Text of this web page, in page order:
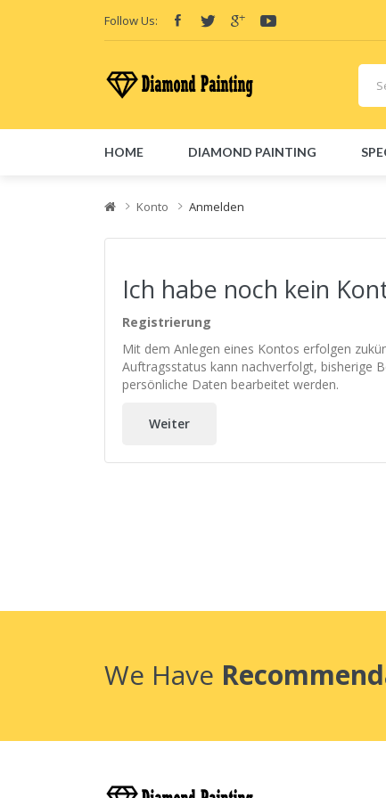
Follow Us:
HOME DIAMOND PAINTING
Konto Anmelden
Ich habe noch kein
Registrierung
Mit dem Anlegen eines Kontos erfolgen
Auftragsstatus kann nachverfolgt, bisherige
persönliche Daten bearbeitet werden.
Weiter
We Have